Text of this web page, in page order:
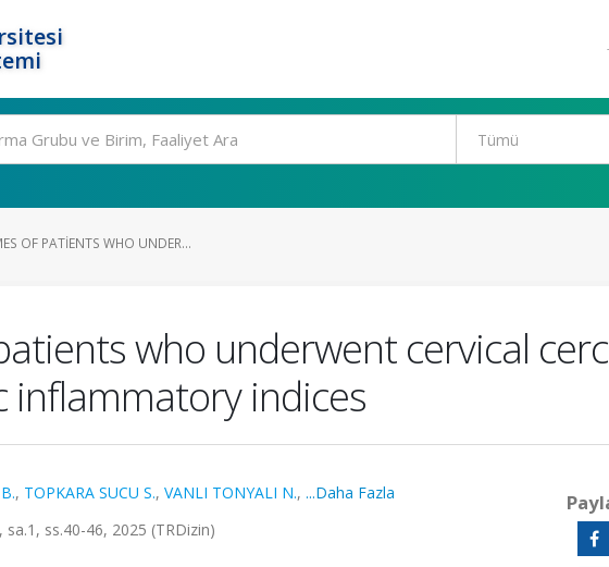
OF PATIENTS WHO UNDER...
who underwent cervical
inflammatory indices
, TOPKARA SUCU S., VANLI TONYALI N., ...Daha Fazla
sa.1, ss.40-46, 2025 (TRDizin)